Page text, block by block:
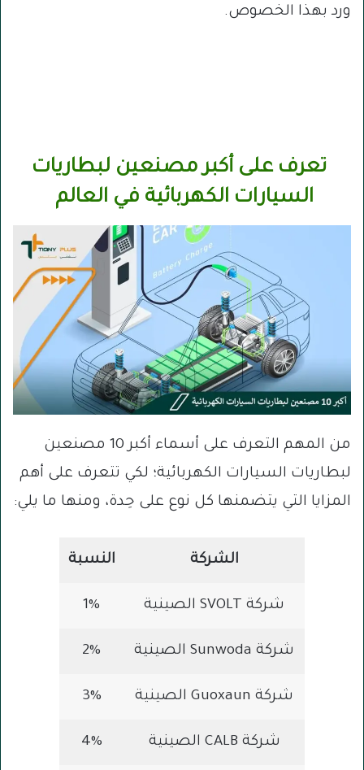
ورد بهذا الخصوص.
تعرف على أكبر مصنعين لبطاريات
السيارات الكهربائية في العالم
من المهم التعرف على أسماء أكبر 10 مصنعين
لبطاريات السيارات الكهربائية؛ لكي تتعرف على أهم
المزايا التي يتضمنها كل نوع على حِدة، ومنها ما يلي:
الشركة النسبة
شركة SVOLT الصينية 1%
شركة Sunwoda الصينية 2%
شركة Guoxaun الصينية 3%
شركة CALB الصينية 4%